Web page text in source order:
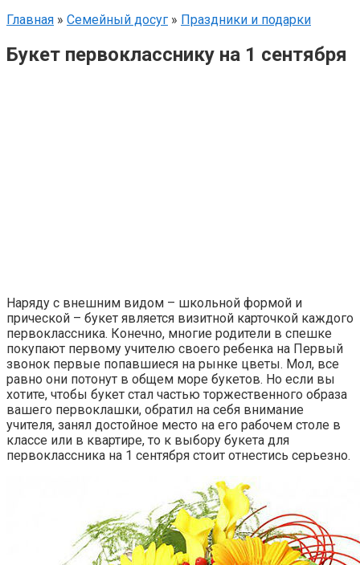
Главная » Семейный досуг » Праздники и подарки
Букет первокласснику на 1 сентября
Наряду с внешним видом – школьной формой и
прической – букет является визитной карточкой каждого
первоклассника. Конечно, многие родители в спешке
покупают первому учителю своего ребенка на Первый
звонок первые попавшиеся на рынке цветы. Мол, все
равно они потонут в общем море букетов. Но если вы
хотите, чтобы букет стал частью торжественного образа
вашего первоклашки, обратил на себя внимание
учителя, занял достойное место на его рабочем столе в
классе или в квартире, то к выбору букета для
первоклассника на 1 сентября стоит отнестись серьезно.